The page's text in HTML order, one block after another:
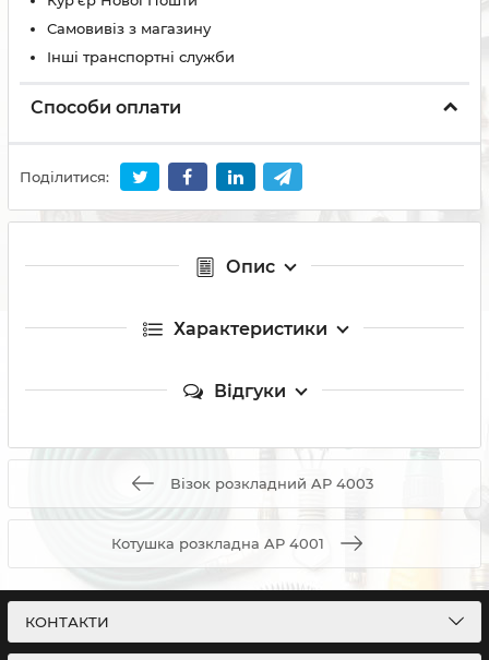
Самовивіз з магазину
Інші транспортні служби
Способи оплати
Поділитися:
Опис
Характеристики
Відгуки
Візок розкладний AP 4003
Котушка розкладна AP 4001
КОНТАКТИ